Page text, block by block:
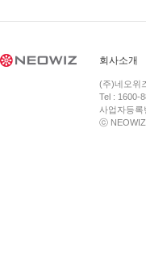
회사소개
(주)네오위
Tel : 1600-
사업자등
ⓒ NEOWIZ